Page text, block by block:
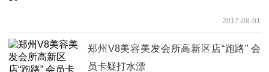
2017-08-01
郑州V8美容美发会所高新区店“跑路” 会
员卡疑打水漂